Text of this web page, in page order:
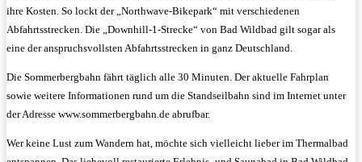
ihre Kosten. So lockt der „Northwave-Bikepark“ mit verschiedenen
Abfahrtsstrecken. Die „Downhill-1-Strecke“ von Bad Wildbad gilt sogar als
eine der anspruchsvollsten Abfahrtsstrecken in ganz Deutschland.
Die Sommerbergbahn fährt täglich alle 30 Minuten. Der aktuelle Fahrplan
sowie weitere Informationen rund um die Standseilbahn sind im Internet unter
der Adresse www.sommerbergbahn.de abrufbar.
Wer keine Lust zum Wandern hat, möchte sich vielleicht lieber im Thermalbad